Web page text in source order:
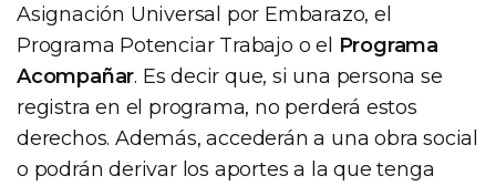
Asignación Universal por Embarazo, el
Programa Potenciar Trabajo o el Programa
Acompañar. Es decir que, si una persona se
registra en el programa, no perderá estos
derechos. Además, accederán a una obra social
o podrán derivar los aportes a la que tenga